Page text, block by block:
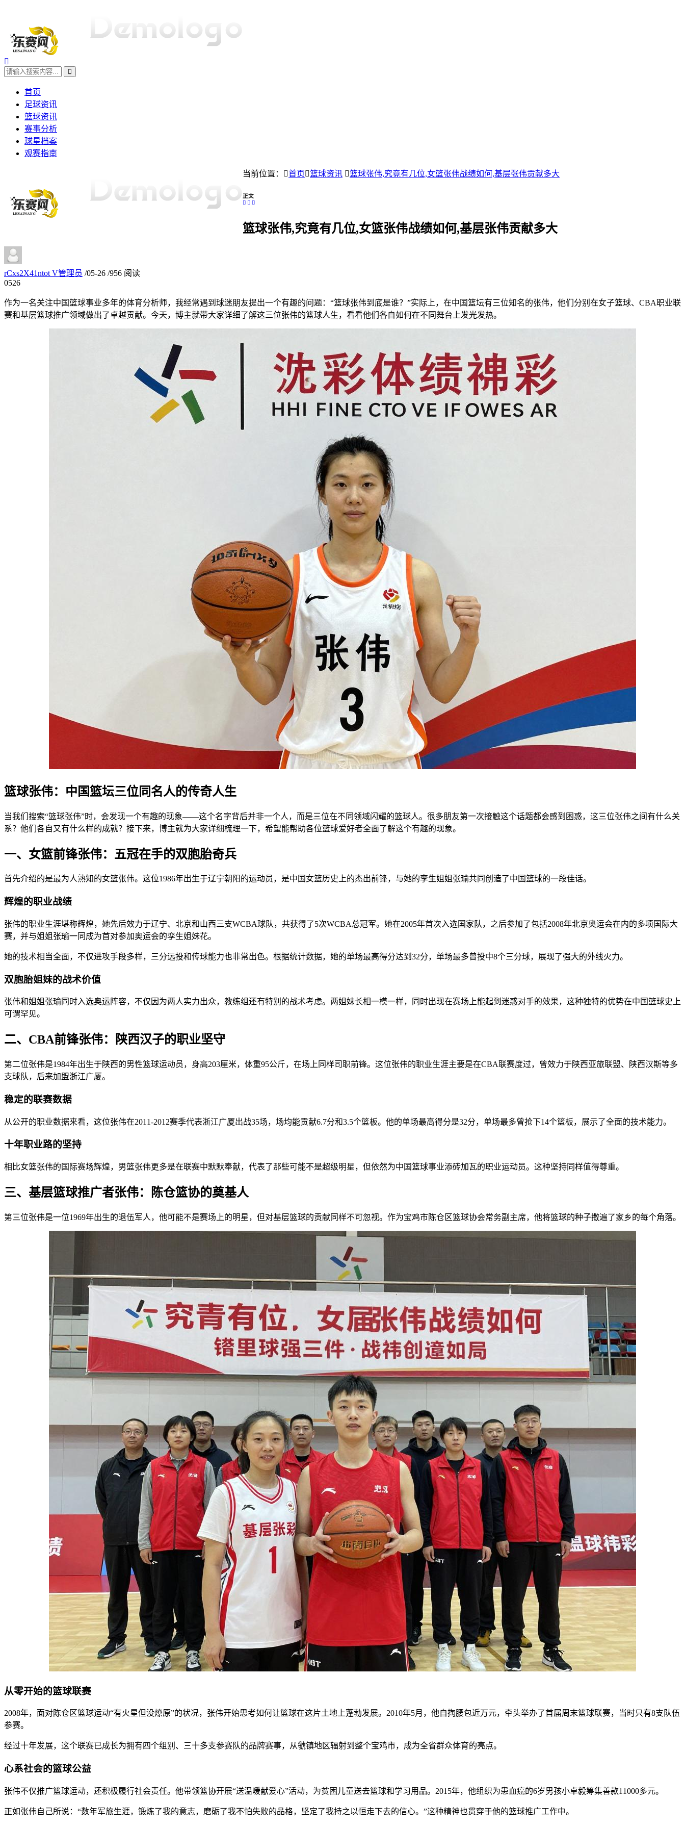
首页
足球资讯
篮球资讯
赛事分析
球星档案
观赛指南
当前位置： 首页 篮球资讯 篮球张伟,究竟有几位,女篮张伟战绩如何,基层张伟贡献多大
正文
篮球张伟,究竟有几位,女篮张伟战绩如何,基层张伟贡献多大
rCxs2X41ntot V管理员 /05-26 /956 阅读
0526
作为一名关注中国篮球事业多年的体育分析师，我经常遇到球迷朋友提出一个有趣的问题：“篮球张伟到底是谁？”实际上，在中国篮坛有三位知名的张伟，他们分别在女子篮球、CBA职业联
赛和基层篮球推广领域做出了卓越贡献。今天，博主就带大家详细了解这三位张伟的篮球人生，看看他们各自如何在不同舞台上发光发热。
篮球张伟：中国篮坛三位同名人的传奇人生
当我们搜索“篮球张伟”时，会发现一个有趣的现象——这个名字背后并非一个人，而是三位在不同领域闪耀的篮球人。很多朋友第一次接触这个话题都会感到困惑，这三位张伟之间有什么关
系？他们各自又有什么样的成就？接下来，博主就为大家详细梳理一下，希望能帮助各位篮球爱好者全面了解这个有趣的现象。
一、女篮前锋张伟：五冠在手的双胞胎奇兵
首先介绍的是最为人熟知的女篮张伟。这位1986年出生于辽宁朝阳的运动员，是中国女篮历史上的杰出前锋，与她的孪生姐姐张瑜共同创造了中国篮球的一段佳话。
辉煌的职业战绩
张伟的职业生涯堪称辉煌，她先后效力于辽宁、北京和山西三支WCBA球队，共获得了5次WCBA总冠军。她在2005年首次入选国家队，之后参加了包括2008年北京奥运会在内的多项国际大
赛，并与姐姐张瑜一同成为首对参加奥运会的孪生姐妹花。
她的技术相当全面，不仅进攻手段多样，三分远投和传球能力也非常出色。根据统计数据，她的单场最高得分达到32分，单场最多曾投中8个三分球，展现了强大的外线火力。
双胞胎姐妹的战术价值
张伟和姐姐张瑜同时入选奥运阵容，不仅因为两人实力出众，教练组还有特别的战术考虑。两姐妹长相一模一样，同时出现在赛场上能起到迷惑对手的效果，这种独特的优势在中国篮球史上
可谓罕见。
二、CBA前锋张伟：陕西汉子的职业坚守
第二位张伟是1984年出生于陕西的男性篮球运动员，身高203厘米，体重95公斤，在场上同样司职前锋。这位张伟的职业生涯主要是在CBA联赛度过，曾效力于陕西亚旅联盟、陕西汉斯等多
支球队，后来加盟浙江广厦。
稳定的联赛数据
从公开的职业数据来看，这位张伟在2011-2012赛季代表浙江广厦出战35场，场均能贡献6.7分和3.5个篮板。他的单场最高得分是32分，单场最多曾抢下14个篮板，展示了全面的技术能力。
十年职业路的坚持
相比女篮张伟的国际赛场辉煌，男篮张伟更多是在联赛中默默奉献，代表了那些可能不是超级明星，但依然为中国篮球事业添砖加瓦的职业运动员。这种坚持同样值得尊重。
三、基层篮球推广者张伟：陈仓篮协的奠基人
第三位张伟是一位1969年出生的退伍军人，他可能不是赛场上的明星，但对基层篮球的贡献同样不可忽视。作为宝鸡市陈仓区篮球协会常务副主席，他将篮球的种子撒遍了家乡的每个角落。
从零开始的篮球联赛
2008年，面对陈仓区篮球运动“有火星但没燎原”的状况，张伟开始思考如何让篮球在这片土地上蓬勃发展。2010年5月，他自掏腰包近万元，牵头举办了首届周末篮球联赛，当时只有8支队伍
参赛。
经过十年发展，这个联赛已成长为拥有四个组别、三十多支参赛队的品牌赛事，从虢镇地区辐射到整个宝鸡市，成为全省群众体育的亮点。
心系社会的篮球公益
张伟不仅推广篮球运动，还积极履行社会责任。他带领篮协开展“送温暖献爱心”活动，为贫困儿童送去篮球和学习用品。2015年，他组织为患血癌的6岁男孩小卓毅筹集善款11000多元。
正如张伟自己所说：“数年军旅生涯，锻炼了我的意志，磨砺了我不怕失败的品格，坚定了我持之以恒走下去的信心。”这种精神也贯穿于他的篮球推广工作中。